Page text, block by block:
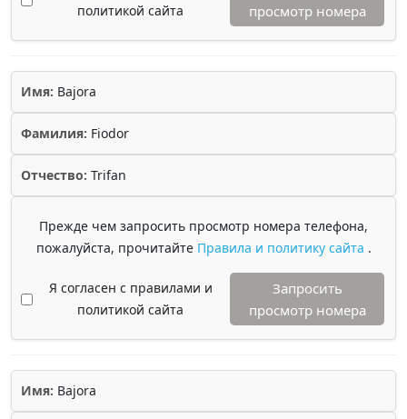
политикой сайта
просмотр номера
Имя: Bajora
Фамилия: Fiodor
Отчество: Trifan
Прежде чем запросить просмотр номера телефона,
пожалуйста, прочитайте Правила и политику сайта .
Я согласен с правилами и
политикой сайта
Запросить
просмотр номера
Имя: Bajora